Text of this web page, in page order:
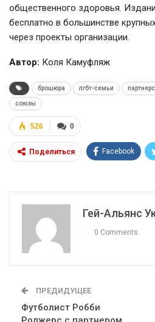
общественного здоровья.
бесплатно в большинстве
через проекты организации.
Автор: Коля Камуфляж
брошюра лгбт-семьи
союзы
0
526
Поделиться Facebook
Гей-Альянс
0 Comments
ПРЕДИДУЩЕЕ
Футболист Робби